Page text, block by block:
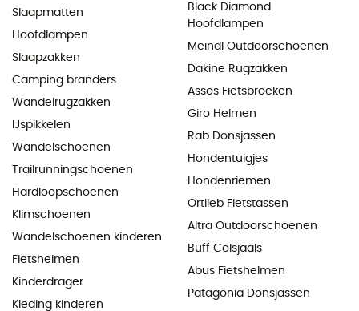
Slaapmatten
Hoofdlampen
Slaapzakken
Camping branders
Wandelrugzakken
IJspikkelen
Wandelschoenen
Trailrunningschoenen
Hardloopschoenen
Klimschoenen
Wandelschoenen kinderen
Fietshelmen
Kinderdrager
Kleding kinderen
Black Diamond
Hoofdlampen
Meindl Outdoorschoenen
Dakine Rugzakken
Assos Fietsbroeken
Giro Helmen
Rab Donsjassen
Hondentuigjes
Hondenriemen
Ortlieb Fietstassen
Altra Outdoorschoenen
Buff Colsjaals
Abus Fietshelmen
Patagonia Donsjassen